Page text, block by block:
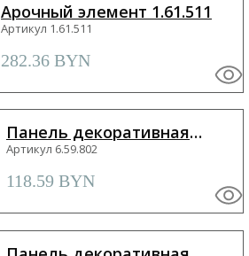
Арочный элемент 1.61.511
Артикул 1.61.511
282.36 BYN
Панель декоративная
6.59.802
Артикул 6.59.802
118.59 BYN